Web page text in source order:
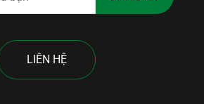
LIÊN HỆ